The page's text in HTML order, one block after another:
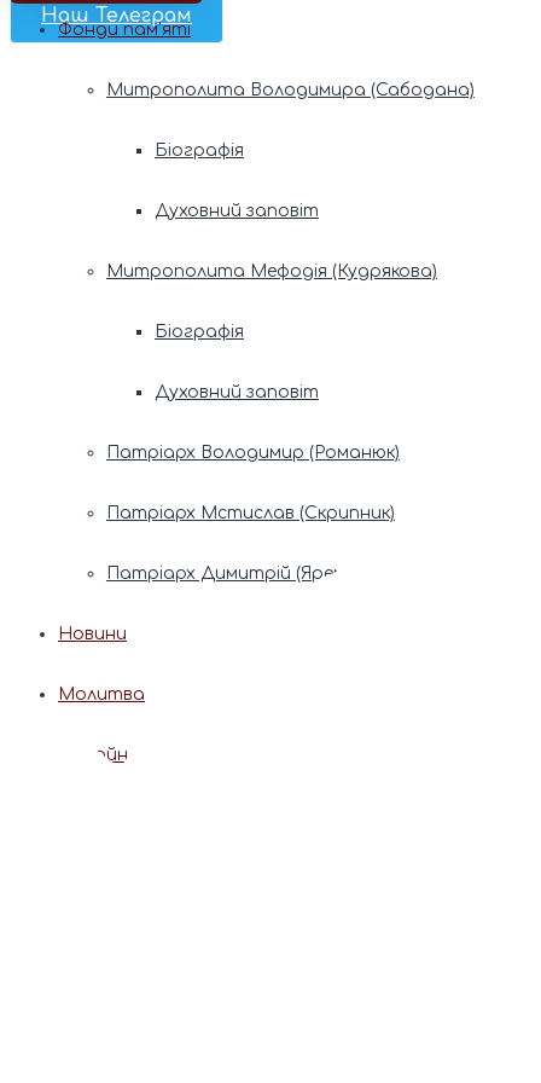
Наш Телеграм
Фонди пам’яті
Митрополита Володимира (Сабодана)
Біографія
Духовний заповіт
Митрополита Мефодія (Кудрякова)
Біографія
Духовний заповіт
Патріарх Володимир (Романюк)
Патріарх Мстислав (Скрипник)
Патріарх Димитрій (Ярема)
Новини
Молитва
Онлайн послуги